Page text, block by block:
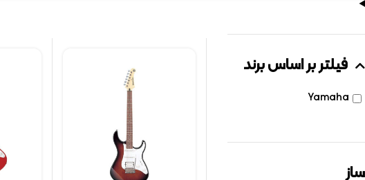
فیلتر بر اساس برند
Yamaha
ساز